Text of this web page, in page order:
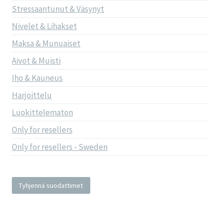
Stressaantunut & Väsynyt
Nivelet & Lihakset
Maksa & Munuaiset
Aivot & Muisti
Iho & Kauneus
Harjoittelu
Luokittelematon
Only for resellers
Only for resellers - Sweden
Tyhjennä suodattimet